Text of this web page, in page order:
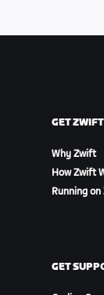
GET
Why Zwift
How Zwift
Running
GET